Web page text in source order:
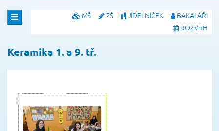
MŠ ZŠ JÍDELNÍČEK
BAKALÁŘI
ROZVRH
Keramika 1. a 9. tř.